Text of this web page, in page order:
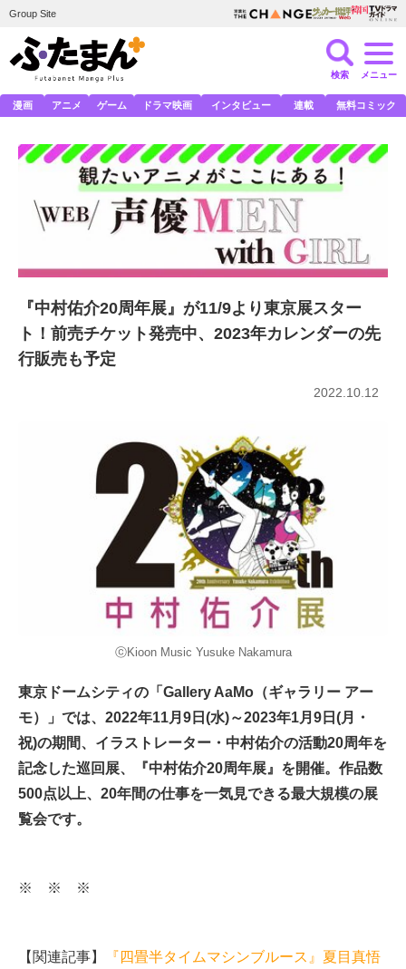
Group Site
検索 メニュー
漫画 アニメ ゲーム ドラマ映画 インタビュー 連載 無料コミック
『中村佑介20周年展』が11/9より東京展スター
ト！前売チケット発売中、2023年カレンダーの先
行販売も予定
2022.10.12
ⓒKioon Music Yusuke Nakamura
東京ドームシティの「Gallery AaMo（ギャラリー アー
モ）」では、2022年11月9日(水)～2023年1月9日(月・
祝)の期間、イラストレーター・中村佑介の活動20周年を
記念した巡回展、『中村佑介20周年展』を開催。作品数
500点以上、20年間の仕事を一気見できる最大規模の展
覧会です。
※ ※ ※
【関連記事】
『四畳半タイムマシンブルース』夏目真悟